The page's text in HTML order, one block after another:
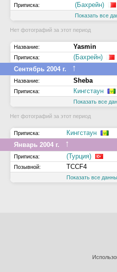
Приписка: (Бахрейн)
Показать все
Нет фотографий за этот период
Название: Yasmin
Приписка:
(Бахрейн)
Сентябрь 2004 г.
↑
Название: Sheba
Приписка: Кингстаун
Показать все
Нет фотографий за этот период
Приписка:
Кингстаун
Январь 2004 г.
↑
Приписка: (Турция)
Позывной: TCCF4
Показать все